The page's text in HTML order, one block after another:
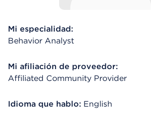
Mi especialidad:
Behavior Analyst
Mi afiliación de proveedor:
Affiliated Community Provider
Idioma que hablo: English